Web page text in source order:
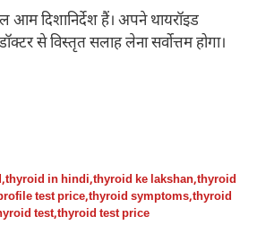
आम दिशानिर्देश हैं। अपने थायरॉइड
से विस्तृत सलाह लेना सर्वोत्तम होगा।
,thyroid in hindi,thyroid ke lakshan,thyroid
test price,thyroid symptoms,thyroid
test,thyroid test price